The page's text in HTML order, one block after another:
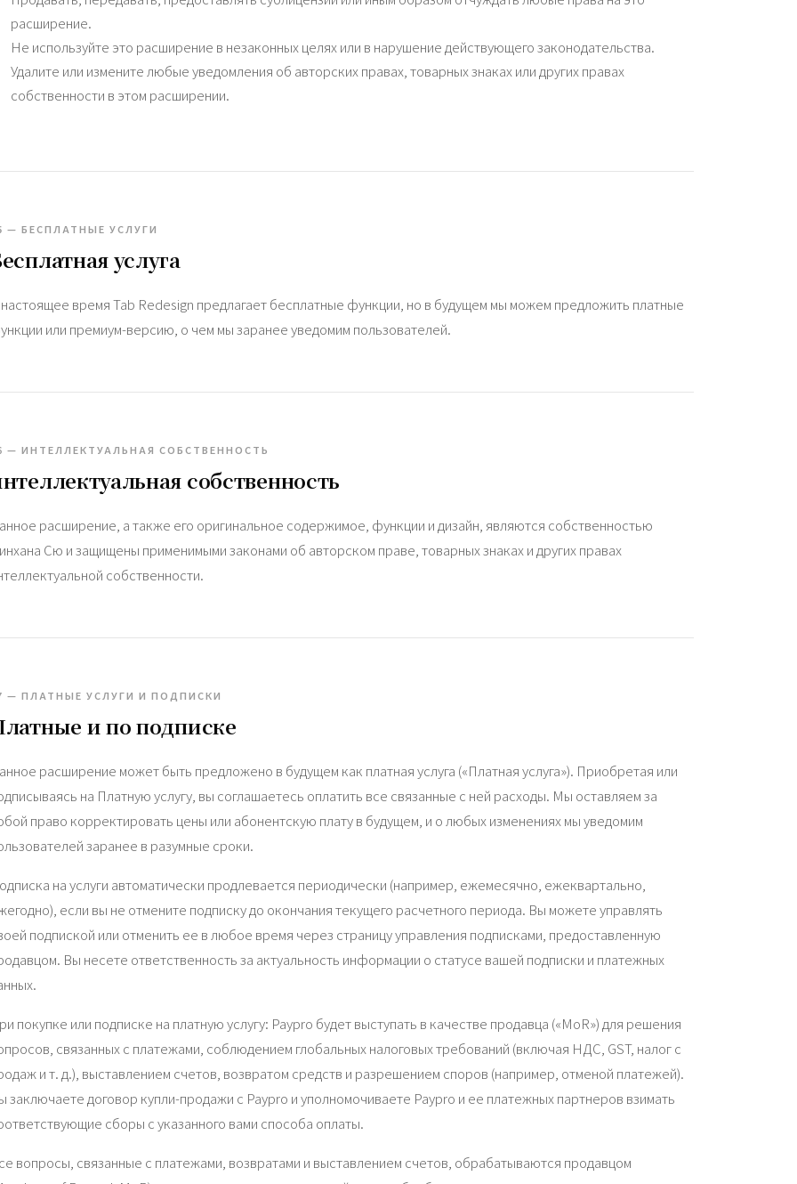
расширение.
Не используйте это расширение в незаконных целях или в нарушение действующего законодательства.
Удалите или измените любые уведомления об авторских правах, товарных знаках или других правах
собственности в этом расширении.
— БЕСПЛАТНЫЕ УСЛУГИ
услуга
время Tab Redesign предлагает бесплатные функции, но в будущем мы можем предложить платные
или премиум-версию, о чем мы заранее уведомим пользователей.
— ИНТЕЛЛЕКТУАЛЬНАЯ СОБСТВЕННОСТЬ
собственность
расширение, а также его оригинальное содержимое, функции и дизайн, являются собственностью
Сю и защищены применимыми законами об авторском праве, товарных знаках и других правах
собственности.
— ПЛАТНЫЕ УСЛУГИ И ПОДПИСКИ
и по подписке
расширение может быть предложено в будущем как платная услуга («Платная услуга»). Приобретая или
на Платную услугу, вы соглашаетесь оплатить все связанные с ней расходы. Мы оставляем за
право корректировать цены или абонентскую плату в будущем, и о любых изменениях мы уведомим
заранее в разумные сроки.
на услуги автоматически продлевается периодически (например, ежемесячно, ежеквартально,
если вы не отмените подписку до окончания текущего расчетного периода. Вы можете управлять
подпиской или отменить ее в любое время через страницу управления подписками, предоставленную
Вы несете ответственность за актуальность информации о статусе вашей подписки и платежных
покупке или подписке на платную услугу: Paypro будет выступать в качестве продавца («MoR») для решения
связанных с платежами, соблюдением глобальных налоговых требований (включая НДС, GST, налог с
и т. д.), выставлением счетов, возвратом средств и разрешением споров (например, отменой платежей).
заключаете договор купли-продажи с Paypro и уполномочиваете Paypro и ее платежных партнеров взимать
сборы с указанного вами способа оплаты.
вопросы, связанные с платежами, возвратами и выставлением счетов, обрабатываются продавцом